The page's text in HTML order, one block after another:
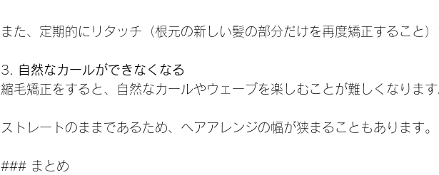
また、定期的にリタッチ（根元の新しい髪の部分だけを再度矯正すること
3.
自然なカールができなくなる
縮毛矯正をすると、自然なカールやウェーブを楽しむことが難しくなりま
ストレートのままであるため、ヘアアレンジの幅が狭まることもあります。
### まとめ